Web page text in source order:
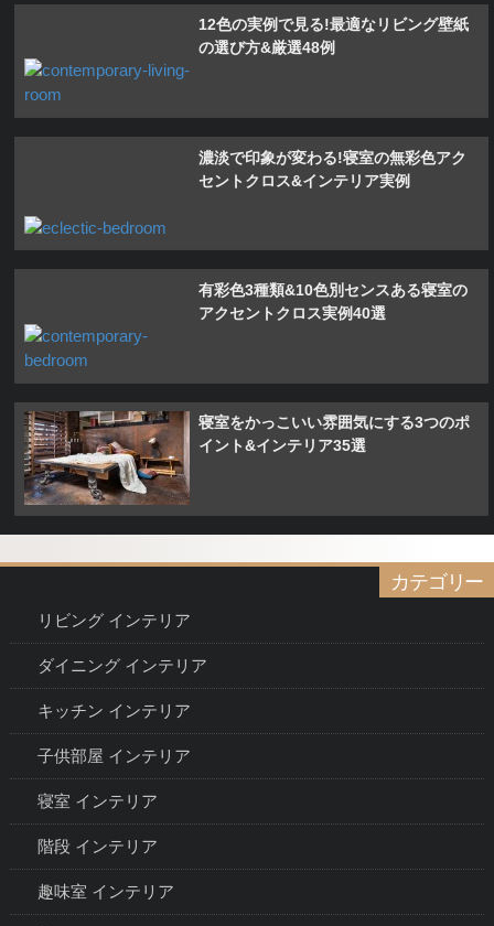
12色の実例で見る!最適なリビング壁紙
の選び方&厳選48例
濃淡で印象が変わる!寝室の無彩色アク
セントクロス&インテリア実例
有彩色3種類&10色別センスある寝室の
アクセントクロス実例40選
寝室をかっこいい雰囲気にする3つのポ
イント&インテリア35選
カテゴリー
リビング インテリア
ダイニング インテリア
キッチン インテリア
子供部屋 インテリア
寝室 インテリア
階段 インテリア
趣味室 インテリア